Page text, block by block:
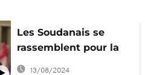
Les Soudanais se
rassemblent pour la
prière de l'Aïd
13/08/2024